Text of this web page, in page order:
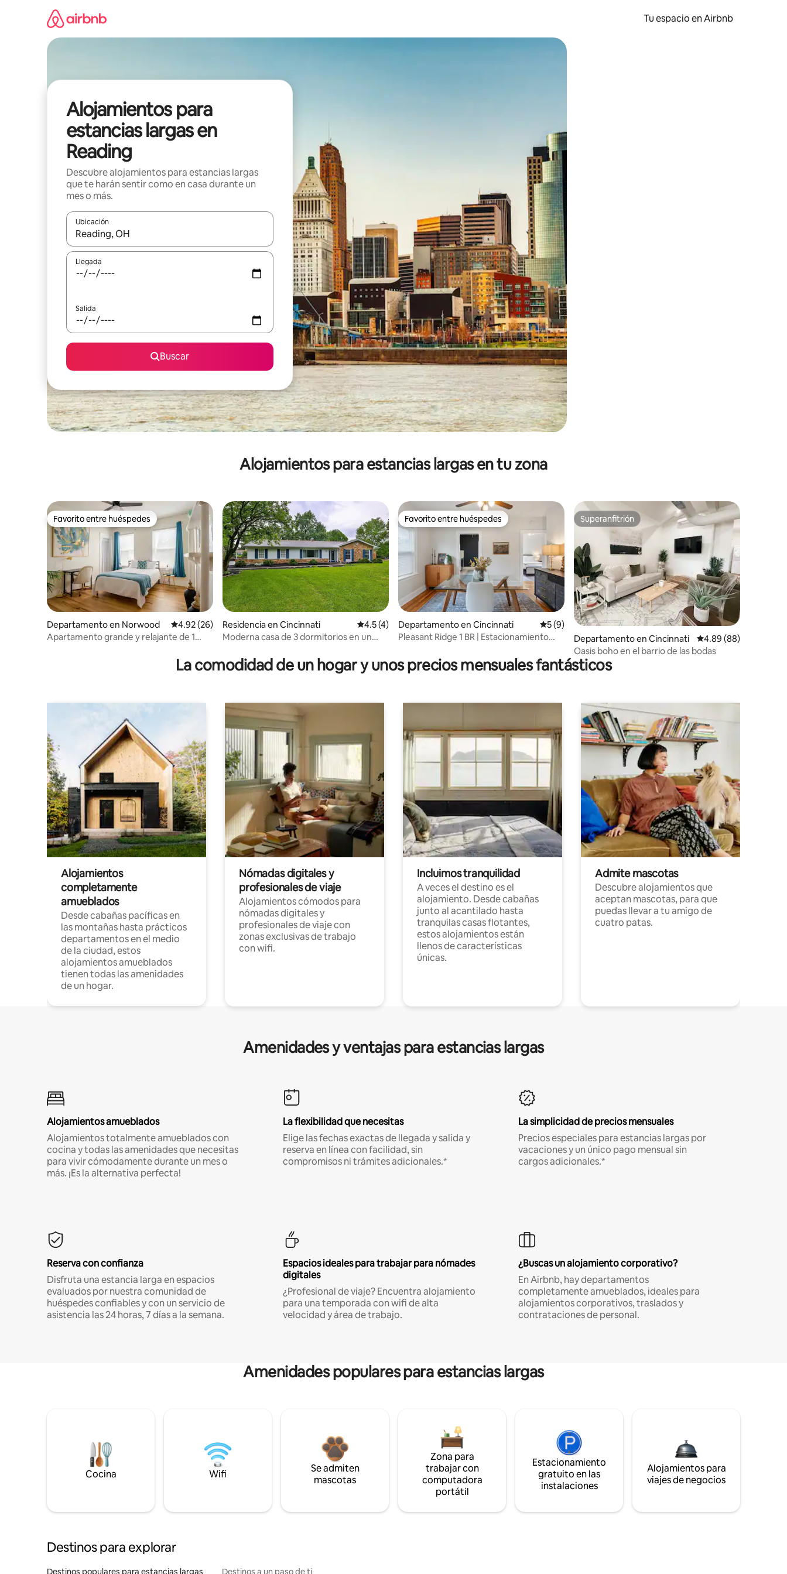
Tu espacio en Airbnb
Alojamientos para
estancias largas en
Reading
Descubre alojamientos para estancias largas
que te harán sentir como en casa durante un
mes o más.
Ubicación
Cuando los resultados estén disponibles, podrás navegar usando las teclas de las flechas hacia arriba y hacia abajo, o bien tocando y deslizando la pantalla.
Llegada
Salida
Buscar
Alojamientos para estancias largas en tu zona
Favorito entre huéspedes
Favorito entre huéspedes
Departamento en Norwood Calificación promedio: 4.92 de 5; 26 evaluaciones
4.92 (26)
Apartamento grande y relajante de 1
Residencia en Cincinnati Calificación promedio: 4.5 de 5; 4 evaluaciones
4.5 (4)
Moderna casa de 3 dormitorios en un
Favorito entre huéspedes
Favorito entre huéspedes
Departamento en Cincinnati Calificación promedio: 5 de 5; 9 evaluaciones
5 (9)
Pleasant Ridge 1 BR | Estacionamiento
Superanfitrión
Superanfitrión
Departamento en Cincinnati Calificación
4.89 (88)
Oasis boho en el barrio de las bodas
La comodidad de un hogar y unos precios mensuales fantásticos
Alojamientos
completamente
amueblados
Desde cabañas pacíficas en
las montañas hasta prácticos
departamentos en el medio
de la ciudad, estos
alojamientos amueblados
tienen todas las amenidades
de un hogar.
Nómadas digitales y
profesionales de viaje
Alojamientos cómodos para
nómadas digitales y
profesionales de viaje con
zonas exclusivas de trabajo
con wifi.
Incluimos tranquilidad
A veces el destino es el
alojamiento. Desde cabañas
junto al acantilado hasta
tranquilas casas flotantes,
estos alojamientos están
llenos de características
únicas.
Admite mascotas
Descubre alojamientos que
aceptan mascotas, para que
puedas llevar a tu amigo de
cuatro patas.
Amenidades y ventajas para estancias largas
Alojamientos amueblados
Alojamientos totalmente amueblados con
cocina y todas las amenidades que necesitas
para vivir cómodamente durante un mes o
más. ¡Es la alternativa perfecta!
La flexibilidad que necesitas
Elige las fechas exactas de llegada y salida y
reserva en línea con facilidad, sin
compromisos ni trámites adicionales.*
La simplicidad de precios mensuales
Precios especiales para estancias largas por
vacaciones y un único pago mensual sin
cargos adicionales.*
Reserva con confianza
Disfruta una estancia larga en espacios
evaluados por nuestra comunidad de
huéspedes confiables y con un servicio de
asistencia las 24 horas, 7 días a la semana.
Espacios ideales para trabajar para nómades
digitales
¿Profesional de viaje? Encuentra alojamiento
para una temporada con wifi de alta
velocidad y área de trabajo.
¿Buscas un alojamiento corporativo?
En Airbnb, hay departamentos
completamente amueblados, ideales para
alojamientos corporativos, traslados y
contrataciones de personal.
Amenidades populares para estancias largas
Cocina Wifi
Se admiten
mascotas
Zona para
trabajar con
computadora
portátil
Estacionamiento
gratuito en las
instalaciones
Alojamientos para
viajes de negocios
Destinos para explorar
Destinos populares para estancias largas Destinos a un paso de ti